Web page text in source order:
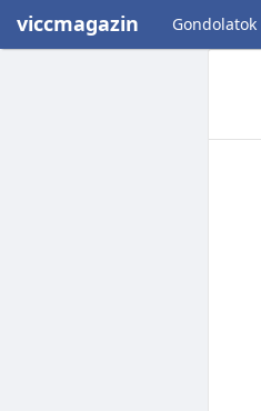
viccmagazin Gondolatok